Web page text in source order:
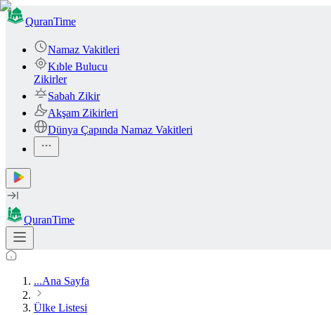
QuranTime
Namaz Vakitleri
Kıble Bulucu
Zikirler
Sabah Zikir
Akşam Zikirleri
Dünya Çapında Namaz Vakitleri
QuranTime
...Ana Sayfa
Ülke Listesi